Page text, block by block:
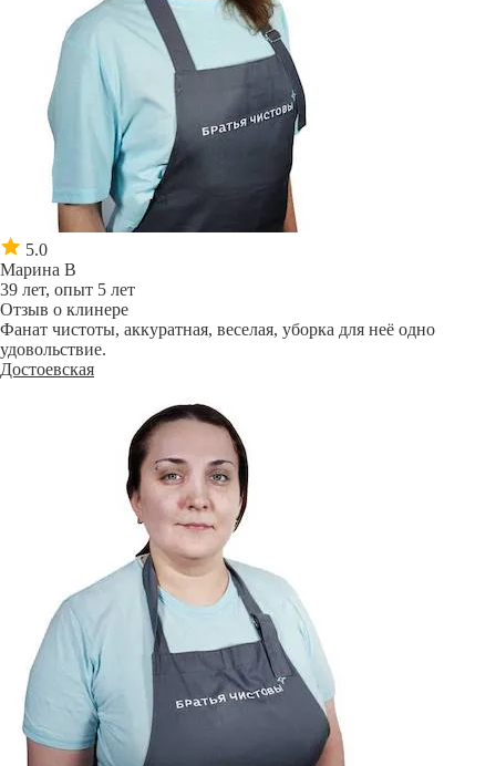
5.0
Марина В
39 лет, опыт 5 лет
Отзыв о клинере
Фанат чистоты, аккуратная, веселая, уборка для неё одно
удовольствие.
Достоевская